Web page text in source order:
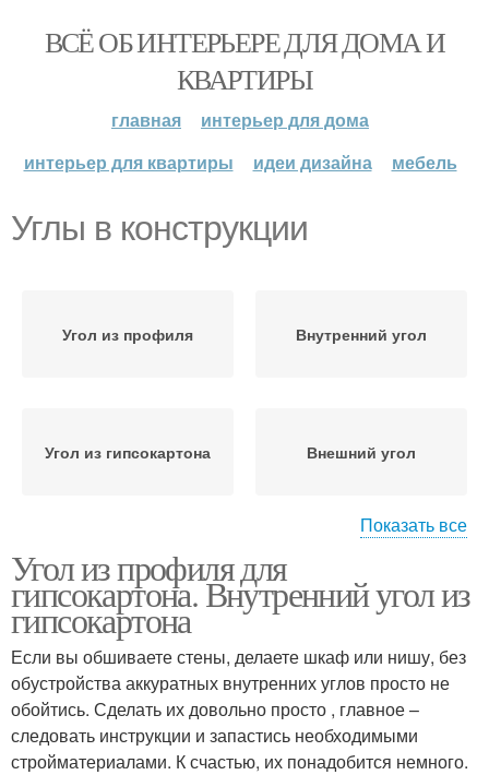
ВСЁ ОБ ИНТЕРЬЕРЕ ДЛЯ ДОМА И
КВАРТИРЫ
главная
интерьер для дома
интерьер для квартиры
идеи дизайна мебель
Углы в конструкции
Угол из профиля Внутренний угол
Угол из гипсокартона Внешний угол
Угол в каркасе Гипсокартон в углах
Показать все
Угол из профиля для
гипсокартона. Внутренний угол из
гипсокартона
Если вы обшиваете стены, делаете шкаф или нишу, без
обустройства аккуратных внутренних углов просто не
обойтись. Сделать их довольно просто , главное –
следовать инструкции и запастись необходимыми
стройматериалами. К счастью, их понадобится немного.